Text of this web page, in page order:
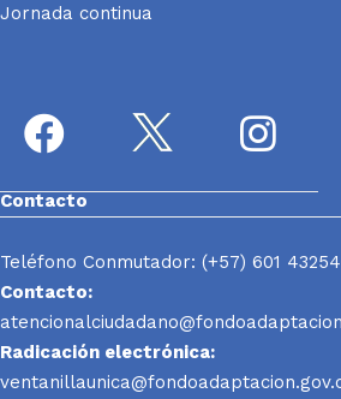
Jornada continua
Contacto
Teléfono Conmutador: (+57) 601
Contacto:
Radicación electrónica: